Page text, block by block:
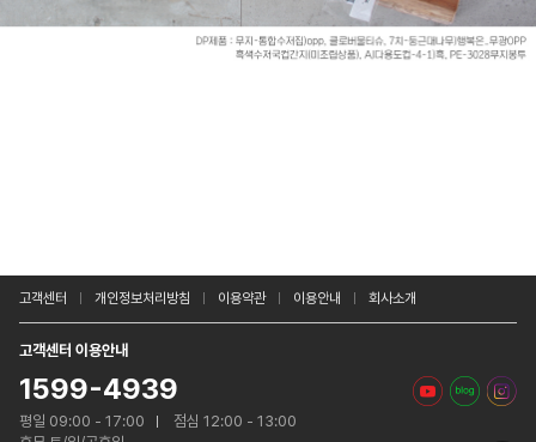
고객센터 개인정보처리방침 이용약관 이용안내 회사소개
고객센터 이용안내
1599-4939
평일 09:00 - 17:00
점심 12:00 - 13:00